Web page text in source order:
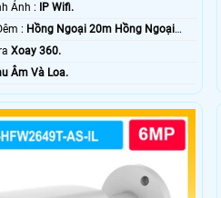
🕉️ Công Nghệ Hình Ảnh :
IP Wifi.
🌈 Giám sát Ban Đêm : Hồng Ngoại 20m Hồng Ngoại
Xoay 360.
Âm Và Loa.